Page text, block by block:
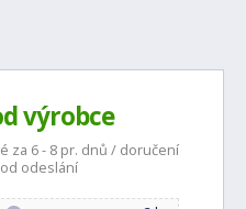
výrobce
za 6 - 8 pr. dnů / doručení
odeslání